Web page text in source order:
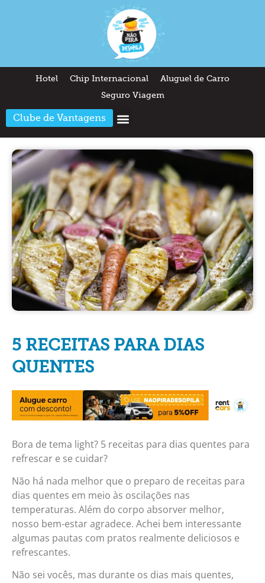
Hotel Chip Internacional
Aluguel de Carro
Seguro Viagem
Clube de Vantagens
5 RECEITAS PARA DIAS
QUENTES
Bora de tema light? 5 receitas para dias quentes para
refrescar e se cuidar?
Não há nada melhor que o preparo de receitas para
dias quentes em meio às oscilações nas
temperaturas. Além do corpo absorver melhor,
nosso bem-estar agradece. Achei bem interessante
algumas pautas com pratos realmente deliciosos e
refrescantes.
Não sei vocês, mas durante os dias mais quentes,